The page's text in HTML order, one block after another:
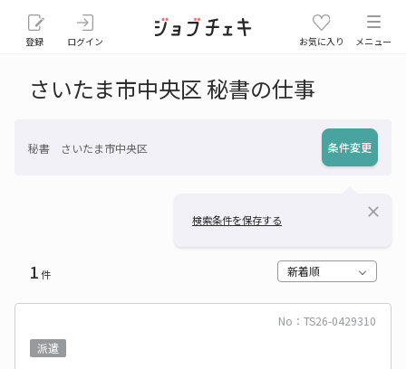
登録 ログイン お気に入り メニュー
さいたま市中央区 秘書の仕事
秘書 さいたま市中央区 条件変更
検索条件を保存する close
1件 新着順
No：TS26-0429310
派遣